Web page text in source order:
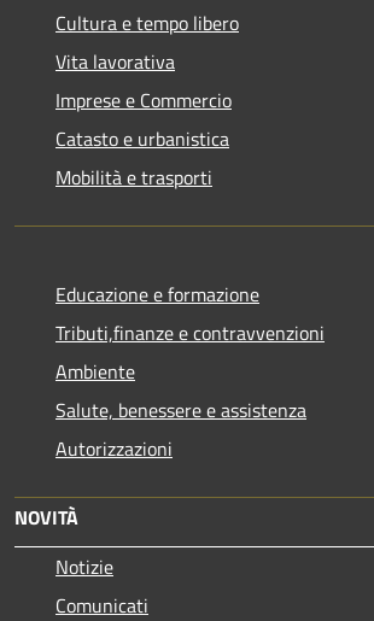
Cultura e tempo libero
Vita lavorativa
Imprese e Commercio
Catasto e urbanistica
Mobilità e trasporti
Educazione e formazione
Tributi,finanze e contravvenzioni
Ambiente
Salute, benessere e assistenza
Autorizzazioni
NOVITÀ
Notizie
Comunicati